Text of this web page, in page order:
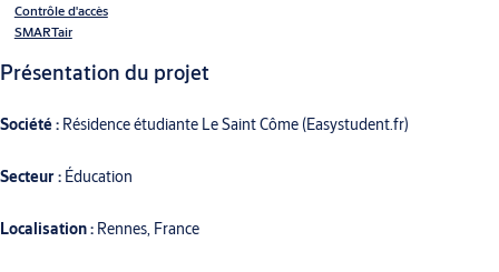
Contrôle d'accès
SMARTair
Présentation du projet
Société : Résidence étudiante Le Saint Côme (Easystudent.fr)
Secteur : Éducation
Localisation : Rennes, France